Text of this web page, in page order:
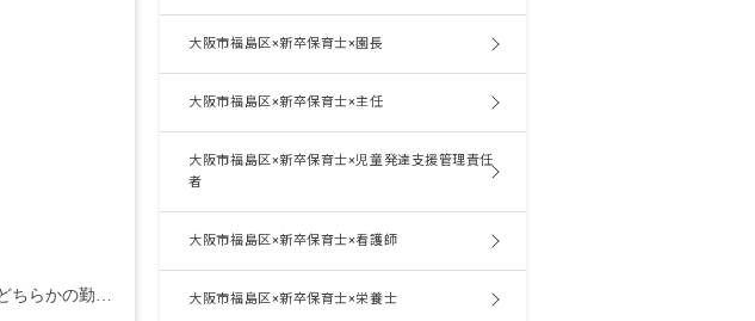
ちらかの勤務
大阪市福島区×新卒保育士×園長
大阪市福島区×新卒保育士×主任
大阪市福島区×新卒保育士×児童発達支援管理責任
者
大阪市福島区×新卒保育士×看護師
大阪市福島区×新卒保育士×栄養士